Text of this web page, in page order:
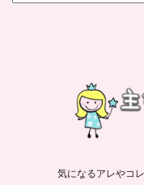
気になるアレやコ